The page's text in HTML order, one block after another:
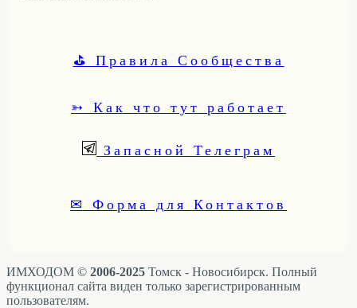
⛳ Правила Сообщества
➳ Как что тут работает
Запасной Телеграм
✉ Форма для Контактов
ИМХОДОМ © 2006-2025 Томск - Новосибирск. Полный
функционал сайта виден только зарегистрированным
пользователям.